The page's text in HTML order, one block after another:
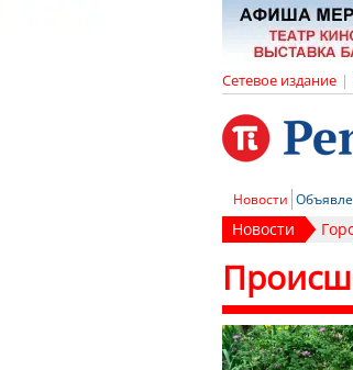
Сетевое издание |
Новости
Новости